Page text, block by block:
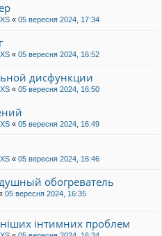
« 05 вересня 2024, 17:34
« 05 вересня 2024, 16:52
дисфункции
« 05 вересня 2024, 16:50
« 05 вересня 2024, 16:49
« 05 вересня 2024, 16:46
обогреватель
05 вересня 2024, 16:35
інтимних проблем